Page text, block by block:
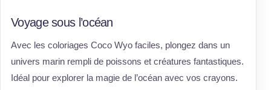
Voyage sous l’océan
Avec les coloriages Coco Wyo faciles, plongez dans un
univers marin rempli de poissons et créatures fantastiques.
Idéal pour explorer la magie de l’océan avec vos crayons.